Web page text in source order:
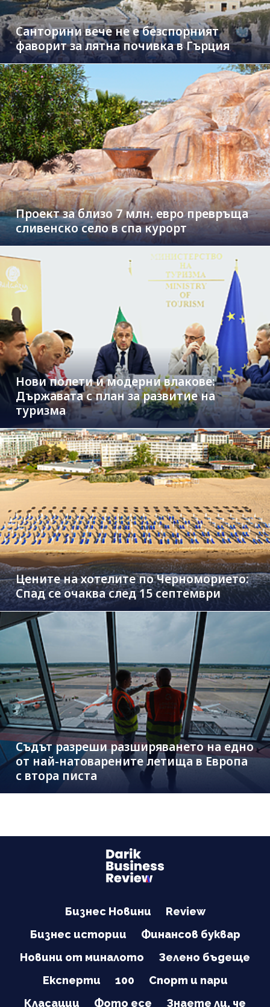
Санторини вече не е безспорният
фаворит за лятна почивка в Гърция
Проект за близо 7 млн. евро превръща
сливенско село в спа курорт
Нови полети и модерни влакове:
Държавата с план за развитие на
туризма
Цените на хотелите по Черноморието:
Спад се очаква след 15 септември
Съдът разреши разширяването на едно
от най-натоварените летища в Европа
с втора писта
Бизнес Новини
Review
Бизнес истории
Финансов буквар
Новини от миналото
Зелено бъдеще
Експерти
100
Спорт и пари
Класации
Фото есе Знаете ли, че